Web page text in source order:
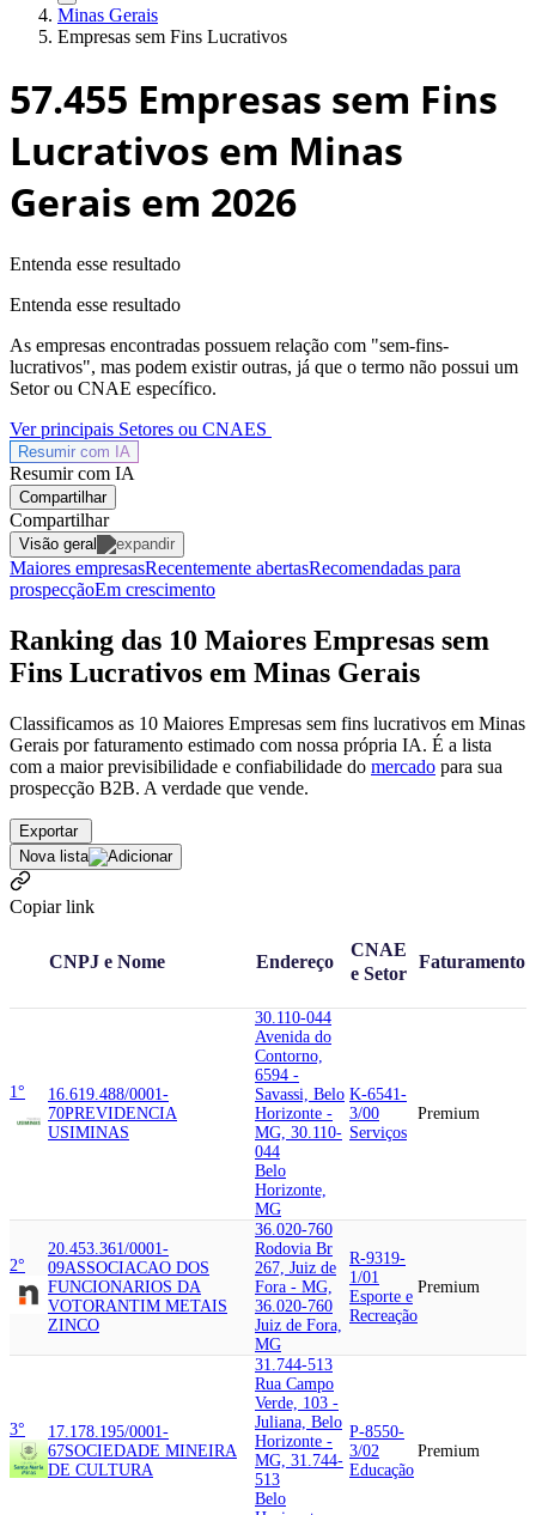
Minas Gerais
Empresas sem Fins Lucrativos
57.455 Empresas sem Fins
Lucrativos em Minas
Gerais em 2026
Entenda esse resultado
Entenda esse resultado
As empresas encontradas possuem relação com "sem-fins-
lucrativos", mas podem existir outras, já que o termo não possui um
Setor ou CNAE específico.
Ver principais Setores ou CNAES
Resumir com IA
Resumir com IA
Compartilhar
Compartilhar
Visão geral
Maiores empresasRecentemente abertasRecomendadas para
prospecçãoEm crescimento
Ranking das 10 Maiores Empresas sem
Fins Lucrativos em Minas Gerais
Classificamos as 10 Maiores Empresas sem fins lucrativos em Minas
Gerais por faturamento estimado com nossa própria IA. É a lista
com a maior previsibilidade e confiabilidade do mercado para sua
prospecção B2B. A verdade que vende.
Exportar
Nova lista
Copiar link
CNPJ e Nome Endereço
CNAE
e Setor
Faturamento
1°
16.619.488/0001-
70PREVIDENCIA
USIMINAS
30.110-044
Avenida do
Contorno,
6594 -
Savassi, Belo
Horizonte -
MG, 30.110-
044
Belo
Horizonte,
MG
K-6541-
3/00
Serviços
Premium
2°
20.453.361/0001-
09ASSOCIACAO DOS
FUNCIONARIOS DA
VOTORANTIM METAIS
ZINCO
36.020-760
Rodovia Br
267, Juiz de
Fora - MG,
36.020-760
Juiz de Fora,
MG
R-9319-
1/01
Esporte e
Recreação
Premium
3°
17.178.195/0001-
67SOCIEDADE MINEIRA
DE CULTURA
31.744-513
Rua Campo
Verde, 103 -
Juliana, Belo
Horizonte -
MG, 31.744-
513
Belo
P-8550-
3/02
Educação
Premium